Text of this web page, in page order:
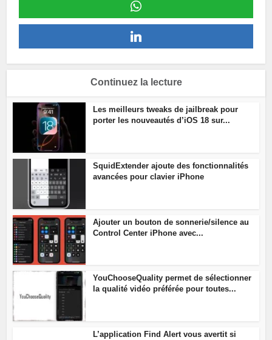
Continuez la lecture
Les meilleurs tweaks de jailbreak pour
porter les nouveautés d’iOS 18 sur...
SquidExtender ajoute des fonctionnalités
avancées pour clavier iPhone
Ajouter un bouton de sonnerie/silence au
Control Center iPhone avec...
YouChooseQuality permet de sélectionner
la qualité vidéo préférée pour toutes...
L’application Find Alert vous avertit si